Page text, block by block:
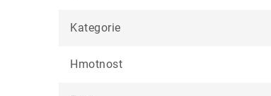
Kategorie
Hmotnost